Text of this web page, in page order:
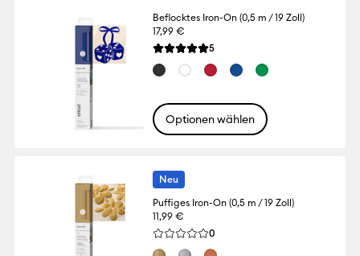
Beflocktes Iron-On (0,5 m / 19 Zoll)
17,99 €
Die durchschnittliche Bewertung für
5Reviews
Optionen wählen
Neu
Puffiges Iron-On (0,5 m / 19 Zoll)
11,99 €
Die durchschnittliche Bewertung für
0